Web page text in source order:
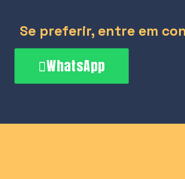
Se preferir, entre em
WhatsApp